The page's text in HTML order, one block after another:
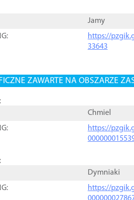
Jamy
https://
33643
ZAWARTE NA OBSZARZE
Chmiel
https://
Dymniaki
https://